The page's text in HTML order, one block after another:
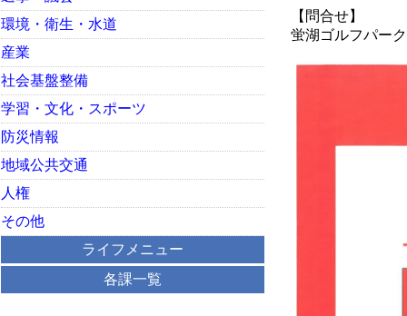
【問合せ】
蛍湖ゴルフパー
環境・衛生・水道
産業
社会基盤整備
学習・文化・スポーツ
防災情報
地域公共交通
人権
その他
ライフメニュー
各課一覧